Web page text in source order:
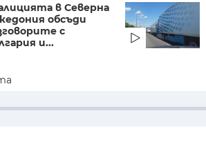
в Северна
обсъди
с
и...